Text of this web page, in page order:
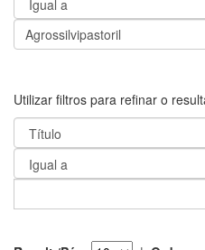
Utilizar filtros para refinar o